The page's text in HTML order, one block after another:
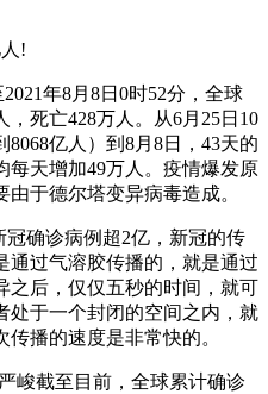
!
年8月8日0时52分，全球
死亡428万人。从6月25日10
亿人）到8月8日，43天的
每天增加49万人。疫情爆发原
于德尔塔变异病毒造成。
冠确诊病例超2亿，新冠的传
通过气溶胶传播的，就是通过
之后，仅仅五秒的时间，就可
处于一个封闭的空间之内，就
播的速度是非常快的。
峻截至目前，全球累计确诊